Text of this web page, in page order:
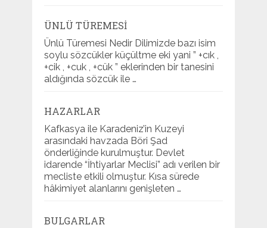
ÜNLÜ TÜREMESI
Ünlü Türemesi Nedir Dilimizde bazı isim
soylu sözcükler küçültme eki yani ” +cık ,
+cik , +cuk , +cük ” eklerinden bir tanesini
aldığında sözcük ile …
HAZARLAR
Kafkasya ile Karadeniz’in Kuzeyi
arasındaki havzada Böri Şad
önderliğinde kurulmuştur. Devlet
idarende “İhtiyarlar Meclisi” adı verilen bir
mecliste etkili olmuştur. Kısa sürede
hâkimiyet alanlarını genişleten …
BULGARLAR